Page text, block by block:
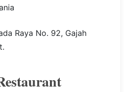
Raya No. 92, Gajah